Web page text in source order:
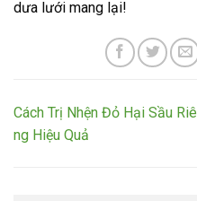
dưa lưới mang lại!
Cách Trị Nhện Đỏ Hại Sầu Riê
ng Hiệu Quả